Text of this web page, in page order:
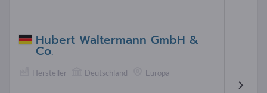
Hubert Waltermann GmbH &
Co.
Hersteller Deutschland Europa